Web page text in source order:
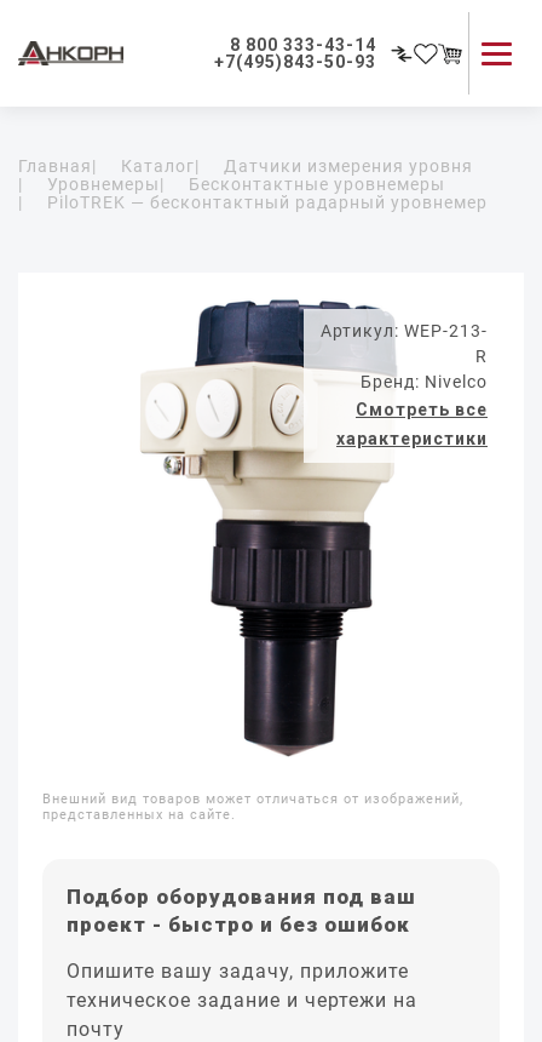
8 800 333-43-14
+7(495)843-50-93
Применение приборов
Как мы работаем
Главная| Каталог|
Датчики измерения уровня
|
Уровнемеры|
Бесконтактные уровнемеры
|
PiloTREK — бесконтактный радарный уровнемер
Артикул: WEP-213-
R
Бренд: Nivelco
Смотреть все
характеристики
Внешний вид товаров может отличаться от изображений,
представленных на сайте.
Подбор оборудования под ваш
проект - быстро и без ошибок
Опишите вашу задачу, приложите
техническое задание и чертежи на
почту